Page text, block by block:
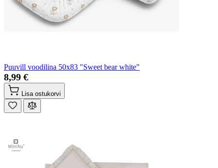
Puuvill voodilina 50x83 "Sweet bear white"
8,99 €
Lisa ostukorvi